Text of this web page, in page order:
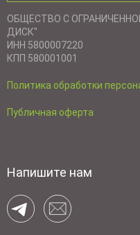
ОБЩЕСТВО С
ДИСК"
ИНН 5800007220
КПП 580001001
Политика обработки
Публичная оферта
Напишите нам